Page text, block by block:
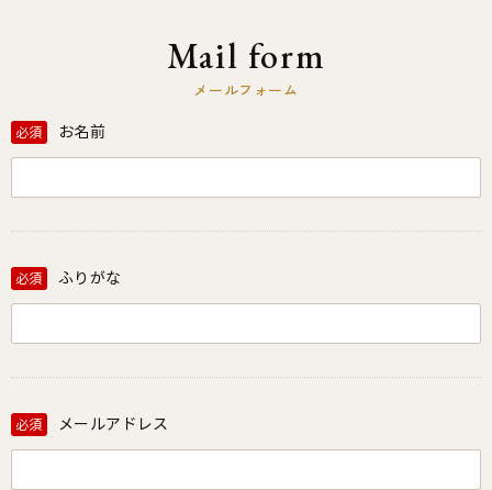
Mail form
メールフォーム
必須 お名前
必須 ふりがな
必須 メールアドレス